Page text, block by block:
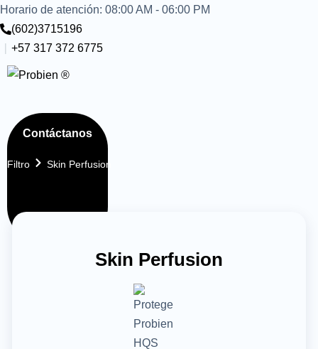
Horario de atención: 08:00 AM - 06:00 PM
(602)3715196
+57 317 372 6775
Contáctanos
Soy médico – Quiero pedir HQS ®
Filtro Skin Perfusion
Skin Perfusion